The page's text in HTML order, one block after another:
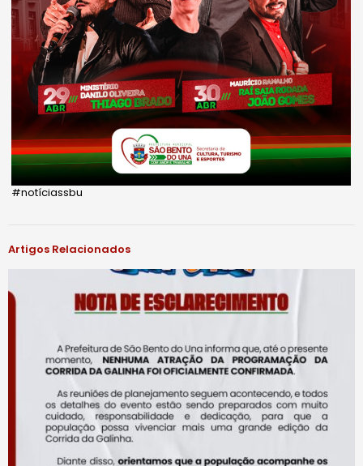
#notíciassbu
Artigos Relacionados